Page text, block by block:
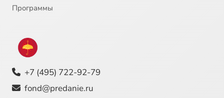
Программы
+7 (495) 722-92-79
fond@predanie.ru